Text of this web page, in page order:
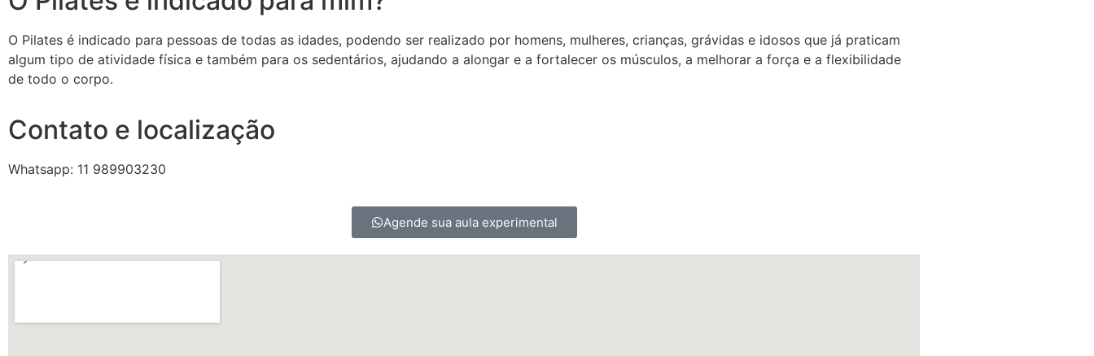
O Pilates é indicado para pessoas de todas as idades, podendo ser realizado por homens, mulheres, crianças, grávidas e idosos que já praticam
algum tipo de atividade física e também para os sedentários, ajudando a alongar e a fortalecer os músculos, a melhorar a força e a flexibilidade
de todo o corpo.
Contato e localização
Whatsapp: 11 989903230
Agende sua aula experimental